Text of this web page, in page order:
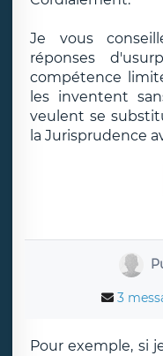
Je vous
réponses
compétence
les inventent
veulent se
la Jurisprudence
3
Pour exemple, si